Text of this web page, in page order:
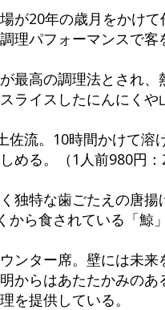
が20年の歳月をかけ
理パフォーマンスで客
最高の調理法とされ、
ライスしたにんにくや
佐流。10時間かけて溶
める。（1人前980円
独特な歯ごたえの唐
から食されている「鯨
ンター席。壁には未来
からはあたたかみのあ
を提供している。